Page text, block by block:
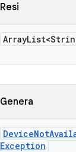
Resi
Array
Genera
DeviceNot
Exception